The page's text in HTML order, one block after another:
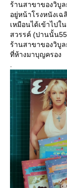
ร้านสาขาของวิบูล
อยู่หน้าโรงหนังเฉ
เหมือนได้เข้าไปใ
สวรรค์ (ปานนั้น
ร้านสาขาของวิบูล
ที่ห้างมาบุญครอง
.